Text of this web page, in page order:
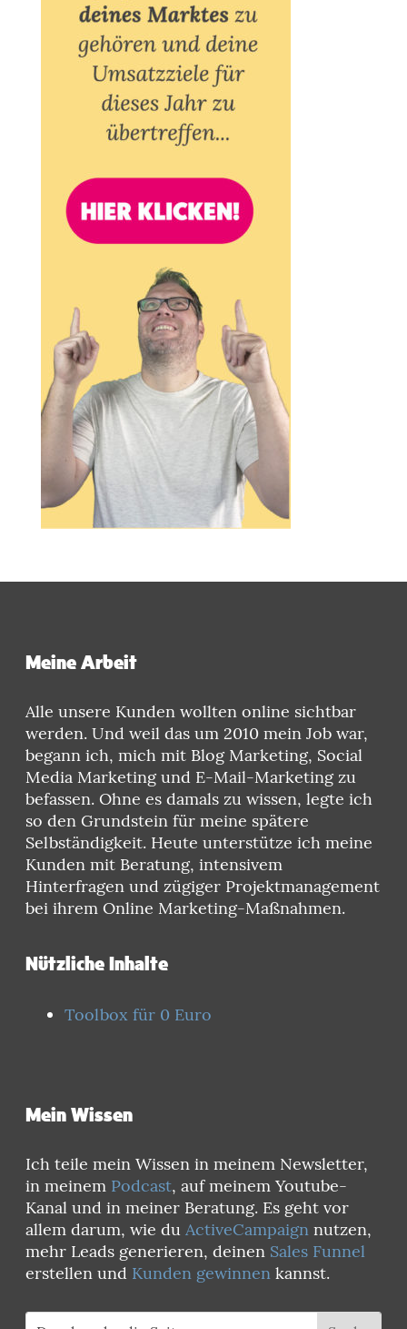
Meine Arbeit
Alle unsere Kunden wollten online sichtbar
werden. Und weil das um 2010 mein Job war,
begann ich, mich mit Blog Marketing, Social
Media Marketing und E-Mail-Marketing zu
befassen. Ohne es damals zu wissen, legte ich
so den Grundstein für meine spätere
Selbständigkeit. Heute unterstütze ich meine
Kunden mit Beratung, intensivem
Hinterfragen und zügiger Projektmanagement
bei ihrem Online Marketing-Maßnahmen.
Nützliche Inhalte
Toolbox für 0 Euro
Mein Wissen
Ich teile mein Wissen in meinem Newsletter,
in meinem Podcast, auf meinem Youtube-
Kanal und in meiner Beratung. Es geht vor
allem darum, wie du ActiveCampaign nutzen,
mehr Leads generieren, deinen Sales Funnel
erstellen und Kunden gewinnen kannst.